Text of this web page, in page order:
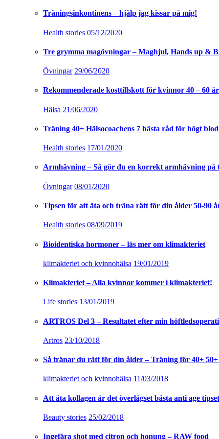
Träningsinkontinens – hjälp jag kissar på mig!
Health stories 05/12/2020
Tre grymma magövningar – Maghjul, Hands up &
Övningar 29/06/2020
Rekommenderade kosttillskott för kvinnor 40 – 60 år
Hälsa 21/06/2020
Träning 40+ Hälsocoachens 7 bästa råd för högt
Health stories 17/01/2020
Armhävning – Så gör du en korrekt armhävning på
Övningar 08/01/2020
Tipsen för att äta och träna rätt för din ålder 50-90
Health stories 08/09/2019
Bioidentiska hormoner – läs mer om klimakteriet
klimakteriet och kvinnohälsa 19/01/2019
Klimakteriet – Alla kvinnor kommer i klimakteriet!
Life stories 13/01/2019
ARTROS Del 3 – Resultatet efter min
Artros 23/10/2018
Så tränar du rätt för din ålder – Träning för 40+ 50+
klimakteriet och kvinnohälsa 11/03/2018
Att äta kollagen är det överlägset bästa anti age
Beauty stories 25/02/2018
Ingefära shot med citron och honung – RAW food